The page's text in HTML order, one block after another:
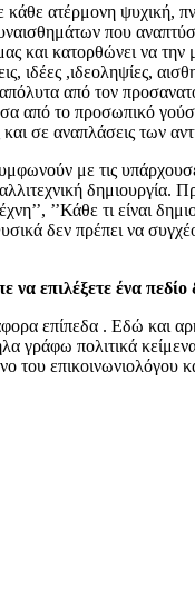
ατέρμονη ψυχική,
που
και κατορθώνει να
ιδέες ,ιδεοληψίες,
από τον
από το προσωπικό
σε αναπλάσεις των
με τις
’’Κάθε τι είναι
δεν πρέπει να
επιλέξετε ένα
επίπεδα . Εδώ και
γράφω πολιτικά
του επικοινωνιολόγου